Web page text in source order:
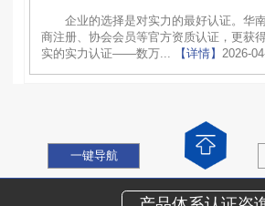
企业的选择是对实力的最好认证。华
商注册、协会会员等官方资质认证，更获
实的实力认证——数万...
【详情】 2026-
一键导航